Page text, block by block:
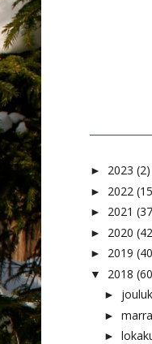
► 2023 (2)
► 2022
► 2021
► 2020
► 2019
▼ 2018
►
►
►